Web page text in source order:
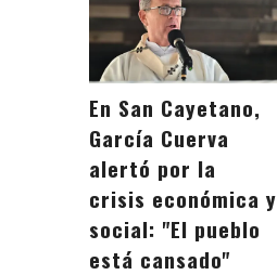
En San Cayetano,
García Cuerva
alertó por la
crisis económica y
social: "El pueblo
está cansado"